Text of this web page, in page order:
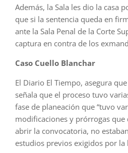
Además, la Sala les dio la casa
que si la sentencia queda en
ante la Sala Penal de la Corte
captura en contra de los
Caso Cuello Blanchar
El Diario El Tiempo, asegura
señala que el proceso tuvo
fase de planeación que “tuvo
modificaciones y prórrogas que
abrir la convocatoria, no
estudios previos exigidos por la